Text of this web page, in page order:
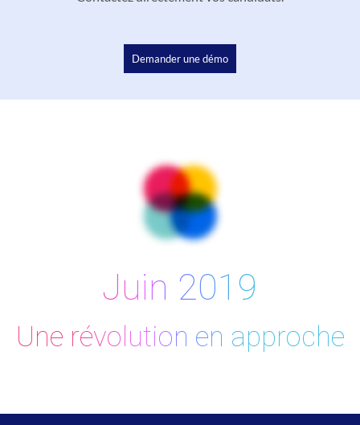
Demander une démo
Juin 2019
Une révolution en approche